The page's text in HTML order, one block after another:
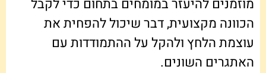
מוזמנים להיעזר במומחים בתחום כדי לקבל
הכוונה מקצועית, דבר שיכול להפחית את
עוצמת הלחץ ולהקל על ההתמודדות עם
האתגרים השונים.